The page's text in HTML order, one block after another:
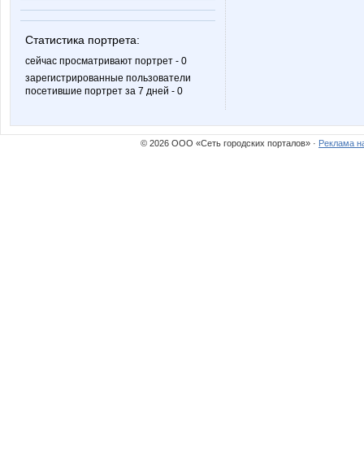
Статистика портрета:
сейчас просматривают портрет - 0
зарегистрированные пользователи
посетившие портрет за 7 дней - 0
© 2026 ООО «Сеть городских порталов» · Реклама